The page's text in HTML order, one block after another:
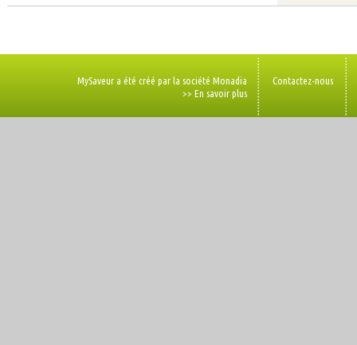
MySaveur a été créé par la société Monadia
>> En savoir plus
Contactez-nous